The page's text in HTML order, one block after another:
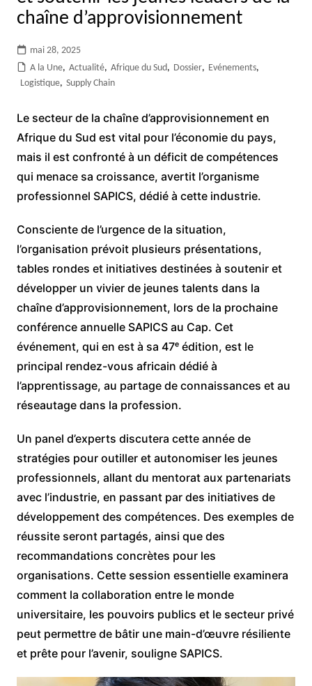
chaîne d’approvisionnement
mai 28, 2025
A la Une, Actualité, Afrique du Sud, Dossier, Evénements,
Logistique, Supply Chain
Le secteur de la chaîne d’approvisionnement en
Afrique du Sud est vital pour l’économie du pays,
mais il est confronté à un déficit de compétences
qui menace sa croissance, avertit l’organisme
professionnel SAPICS, dédié à cette industrie.
Consciente de l’urgence de la situation,
l’organisation prévoit plusieurs présentations,
tables rondes et initiatives destinées à soutenir et
développer un vivier de jeunes talents dans la
chaîne d’approvisionnement, lors de la prochaine
conférence annuelle SAPICS au Cap. Cet
événement, qui en est à sa 47ᵉ édition, est le
principal rendez-vous africain dédié à
l’apprentissage, au partage de connaissances et au
réseautage dans la profession.
Un panel d’experts discutera cette année de
stratégies pour outiller et autonomiser les jeunes
professionnels, allant du mentorat aux partenariats
avec l’industrie, en passant par des initiatives de
développement des compétences. Des exemples de
réussite seront partagés, ainsi que des
recommandations concrètes pour les
organisations. Cette session essentielle examinera
comment la collaboration entre le monde
universitaire, les pouvoirs publics et le secteur privé
peut permettre de bâtir une main-d’œuvre résiliente
et prête pour l’avenir, souligne SAPICS.